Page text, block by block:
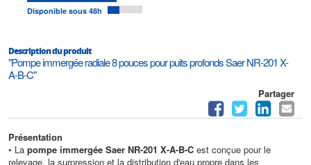
Disponible sous 48h
Description du produit
"Pompe immergée radiale 8 pouces pour puits profonds Saer NR-201 X-
A-B-C"
Partager
Présentation
• La pompe immergée Saer NR-201 X-A-B-C est conçue pour le
relevage, la surpression et la distribution d'eau propre dans les